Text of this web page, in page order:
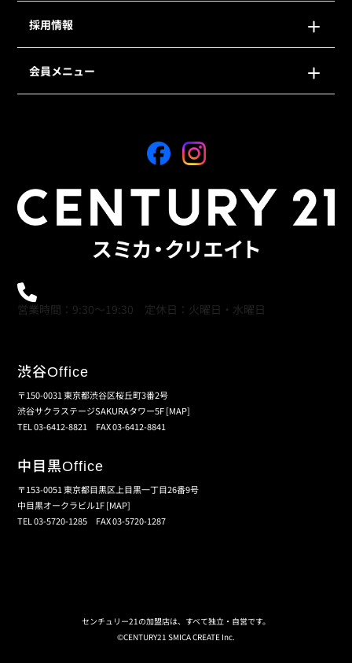
採用情報
会員メニュー
営業時間：9:30～19:30 定休日：火曜日・水曜日
渋谷Office
〒150-0031 東京都渋谷区桜丘町3番2号
渋谷サクラステージSAKURAタワー5F[MAP]
TEL 03-6412-8821 FAX 03-6412-8841
中目黒Office
〒153-0051 東京都目黒区上目黒一丁目26番9号
中目黒オークラビル1F[MAP]
TEL 03-5720-1285 FAX 03-5720-1287
センチュリー21の加盟店は、すべて独立・自営です。
©CENTURY21 SMICA CREATE Inc.